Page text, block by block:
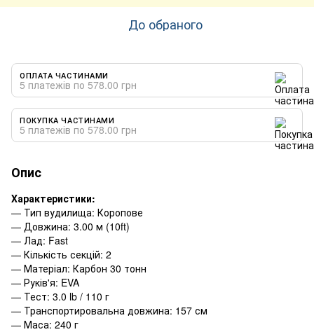
До обраного
ОПЛАТА ЧАСТИНАМИ
5 платежів по 578.00 грн
ПОКУПКА ЧАСТИНАМИ
5 платежів по 578.00 грн
Опис
Характеристики:
— Тип вудилища: Коропове
— Довжина: 3.00 м (10ft)
— Лад: Fast
— Кількість секцій: 2
— Матеріал: Карбон 30 тонн
— Руків'я: EVA
— Тест: 3.0 lb / 110 г
— Транспортировальна довжина: 157 см
— Маса: 240 г